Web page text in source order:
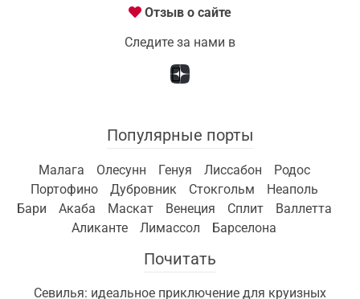
Отзыв о сайте
Следите за нами в
Популярные порты
Малага Олесунн Генуя Лиссабон
Родос
Портофино
Дубровник Стокгольм
Неаполь
Бари
Акаба Маскат Венеция Сплит
Валлетта
Аликанте
Лимассол Барселона
Почитать
Севилья: идеальное приключение для круизных